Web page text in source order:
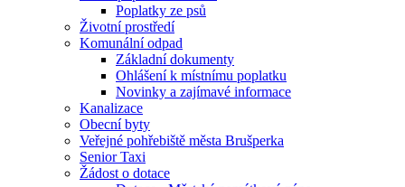
Poplatky ze psů
Životní prostředí
Komunální odpad
Základní dokumenty
Ohlášení k místnímu poplatku
Novinky a zajímavé informace
Kanalizace
Obecní byty
Veřejné pohřebiště města Brušperka
Senior Taxi
Žádost o dotace